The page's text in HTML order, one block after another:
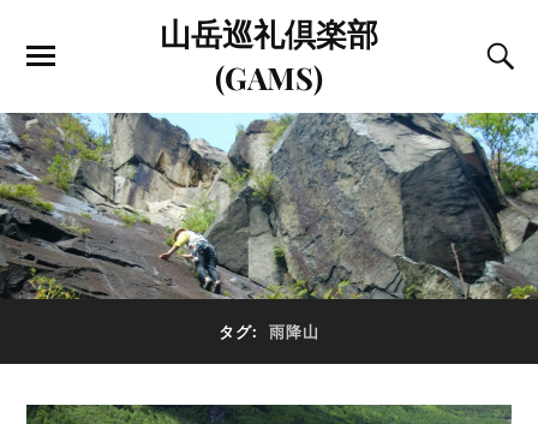
山岳巡礼倶楽部
(GAMS)
タグ: 雨降山